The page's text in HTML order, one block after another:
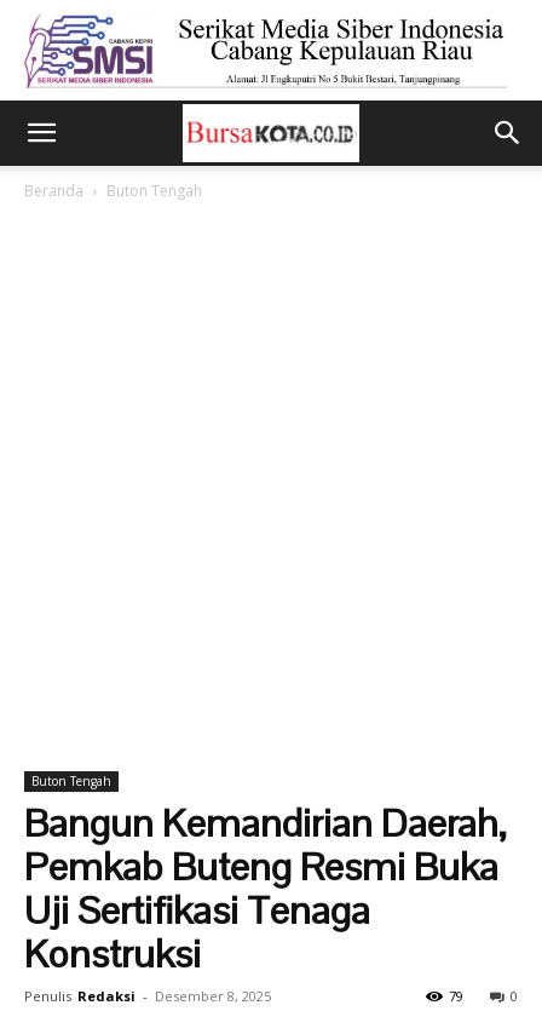
Beranda Buton Tengah
Buton Tengah
Bangun Kemandirian Daerah,
Pemkab Buteng Resmi Buka
Uji Sertifikasi Tenaga
Konstruksi
Penulis Redaksi - Desember 8, 2025 0
79